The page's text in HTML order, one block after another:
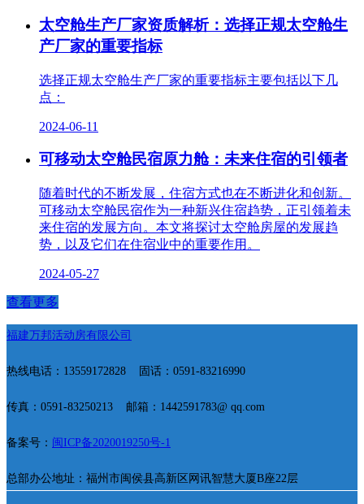
太空舱生产厂家资质解析：选择正规太空舱生
产厂家的重要指标
选择正规太空舱生产厂家的重要指标主要包括以下几
点：
2024-06-11
可移动太空舱民宿原力舱：未来住宿的引领者
随着时代的不断发展，住宿方式也在不断进化和创新。
可移动太空舱民宿作为一种新兴住宿趋势，正引领着未
来住宿的发展方向。本文将探讨太空舱房屋的发展趋
势，以及它们在住宿业中的重要作用。
2024-05-27
查看更多
福建万邦活动房有限公司
热线电话：13559172828 固话：0591-83216990
传真：0591-83250213 邮箱：1442591783@ qq.com
备案号： 闽ICP备2020019250号-1
总部办公地址：福州市闽侯县高新区网讯智慧大厦B座22层